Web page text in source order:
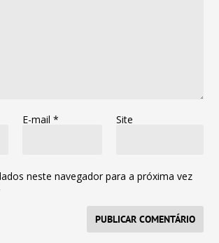
E-mail * Site
neste navegador para a próxima vez